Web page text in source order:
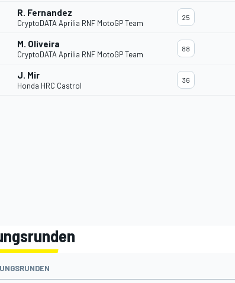
R. Fernandez
CryptoDATA Aprilia RNF MotoGP Team
25
M. Oliveira
CryptoDATA Aprilia RNF MotoGP Team
88
J. Mir
Honda HRC Castrol
36